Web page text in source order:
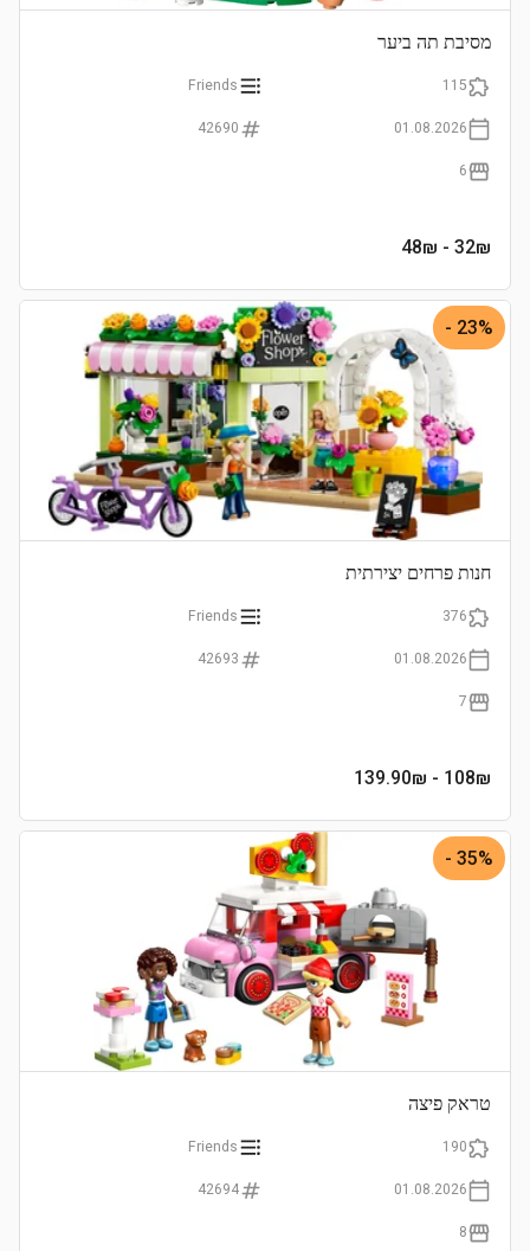
מסיבת תה ביער
115
Friends
01.08.2026
42690
6
32₪
- 48₪
23% -
חנות פרחים יצירתית
376
Friends
01.08.2026
42693
7
108₪
- 139.90₪
35% -
טראק פיצה
190
Friends
01.08.2026
42694
8